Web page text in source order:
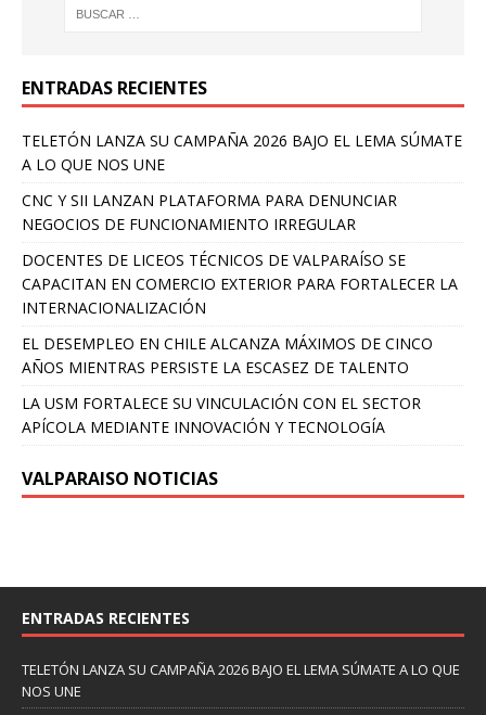
ENTRADAS RECIENTES
TELETÓN LANZA SU CAMPAÑA 2026 BAJO EL LEMA SÚMATE
A LO QUE NOS UNE
CNC Y SII LANZAN PLATAFORMA PARA DENUNCIAR
NEGOCIOS DE FUNCIONAMIENTO IRREGULAR
DOCENTES DE LICEOS TÉCNICOS DE VALPARAÍSO SE
CAPACITAN EN COMERCIO EXTERIOR PARA FORTALECER LA
INTERNACIONALIZACIÓN
EL DESEMPLEO EN CHILE ALCANZA MÁXIMOS DE CINCO
AÑOS MIENTRAS PERSISTE LA ESCASEZ DE TALENTO
LA USM FORTALECE SU VINCULACIÓN CON EL SECTOR
APÍCOLA MEDIANTE INNOVACIÓN Y TECNOLOGÍA
VALPARAISO NOTICIAS
ENTRADAS RECIENTES
TELETÓN LANZA SU CAMPAÑA 2026 BAJO EL LEMA SÚMATE A LO QUE
NOS UNE